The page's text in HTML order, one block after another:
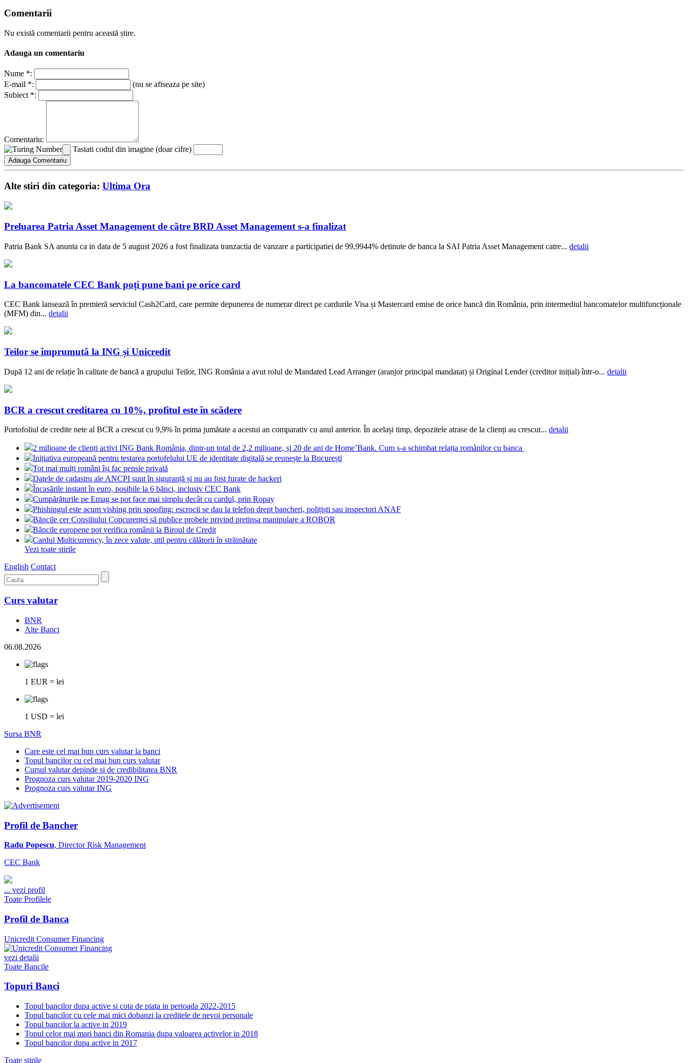
Comentarii
Nu există comentarii pentru această știre.
Adauga un comentariu
Nume *:
E-mail *:
(nu se afiseaza pe site)
Subiect *:
Comentariu:
Tastati codul din imagine (doar cifre)
Alte stiri din categoria: Ultima Ora
Preluarea Patria Asset Management de către BRD Asset Management s-a finalizat
Patria Bank SA anunta ca in data de 5 august 2026 a fost finalizata tranzactia de vanzare a participatiei de 99,9944% detinute de banca la SAI Patria Asset Management catre... detalii
La bancomatele CEC Bank poți pune bani pe orice card
CEC Bank lansează în premieră serviciul Cash2Card, care permite depunerea de numerar direct pe cardurile Visa și Mastercard emise de orice bancă din România, prin intermediul bancomatelor multifuncționale
(MFM) din... detalii
Teilor se împrumută la ING și Unicredit
După 12 ani de relație în calitate de bancă a grupului Teilor, ING România a avut rolul de Mandated Lead Arranger (aranjor principal mandatat) și Original Lender (creditor inițial) într-o... detalii
BCR a crescut creditarea cu 10%, profitul este în scădere
Portofoliul de credite nete al BCR a crescut cu 9,9% în prima jumătate a acestui an comparativ cu anul anterior. În același timp, depozitele atrase de la clienți au crescut... detalii
2 milioane de clienți activi ING Bank România, dintr-un total de 2,2 milioane, și 20 de ani de Home’Bank. Cum s-a schimbat relația românilor cu banca
Inițiativa europeană pentru testarea portofelului UE de identitate digitală se reunește la București
Tot mai mulți români își fac pensie privată
Datele de cadastru ale ANCPI sunt în siguranță și nu au fost furate de hackeri
Încasările instant în euro, posibile la 6 bănci, inclusiv CEC Bank
Cumpărăturile pe Emag se pot face mai simplu decât cu cardul, prin Ropay
Phishingul este acum vishing prin spoofing: escrocii se dau la telefon drept bancheri, polițiști sau inspectori ANAF
Băncile cer Consiliului Concurenței să publice probele privind pretinsa manipulare a ROBOR
Băncile europene pot verifica românii la Biroul de Credit
Cardul Multicurrency, în zece valute, util pentru călătorii în străinătate
Vezi toate stirile
English Contact
Curs valutar
BNR
Alte Banci
06.08.2026
1 EUR = lei
1 USD = lei
Sursa BNR
Care este cel mai bun curs valutar la banci
Topul bancilor cu cel mai bun curs valutar
Cursul valutar depinde si de credibilitatea BNR
Prognoza curs valutar 2019-2020 ING
Prognoza curs valutar ING
Profil de Bancher
Radu Popescu, Director Risk Management
CEC Bank
... vezi profil
Toate Profilele
Profil de Banca
Unicredit Consumer Financing
vezi detalii
Toate Bancile
Topuri Banci
Topul bancilor dupa active si cota de piata in perioada 2022-2015
Topul bancilor cu cele mai mici dobanzi la creditele de nevoi personale
Topul bancilor la active in 2019
Topul celor mai mari banci din Romania dupa valoarea activelor in 2018
Topul bancilor dupa active in 2017
Toate stirile